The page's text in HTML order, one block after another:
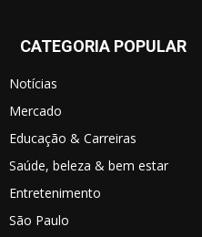
CATEGORIA POPULAR
Notícias
Mercado
Educação & Carreiras
Saúde, beleza & bem estar
Entretenimento
São Paulo